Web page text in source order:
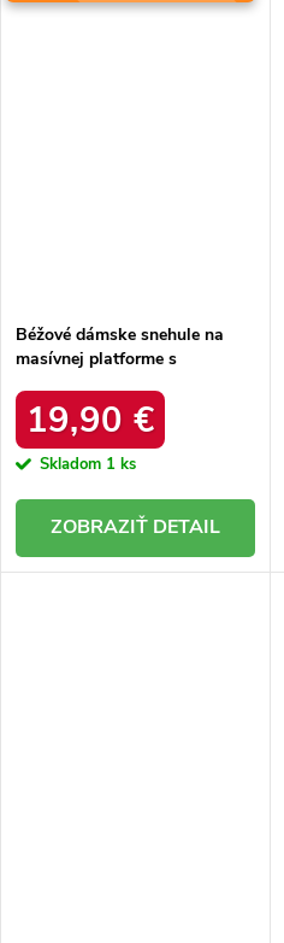
Béžové dámske snehule na
masívnej platforme s
produktu KK274194 BEŻ
19,90 €
Skladom 1 ks
DETAIL